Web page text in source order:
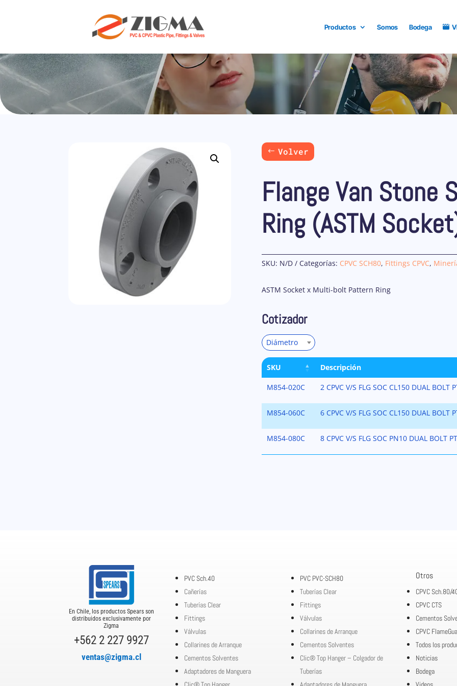
Productos Somos Bodega
Volver
Flange Van Stone
Ring (ASTM
SKU: N/D Categorías: CPVC SCH80, Fittings CPVC,
ASTM Socket x Multi-bolt Pattern Ring
Cotizador
Diámetro
SKU Descripción
M854-020C 2 CPVC V/S FLG SOC CL150 DUAL BOLT
M854-060C 6 CPVC V/S FLG SOC CL150 DUAL BOLT
M854-080C 8 CPVC V/S FLG SOC PN10 DUAL BOLT
En Chile, los productos Spears son
distribuidos exclusivamente por
Zigma
+562 2 227 9927
ventas@zigma.cl
PVC Sch.40
Cañerías
Tuberías Clear
Fittings
Válvulas
Collarines de Arranque
Cementos Solventes
Adaptadores de Manguera
PVC PVC-SCH80
Tuberías Clear
Fittings
Válvulas
Collarines de Arranque
Cementos Solventes
Clic® Top Hanger – Colgador de
Tuberías
Otros
CPVC Sch.80/
CPVC CTS
Cementos
CPVC
Todos los
Noticias
Bodega